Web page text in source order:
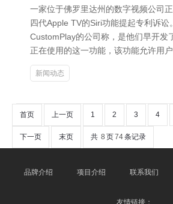
一家位于佛罗里达州的数字视频公司
四代Apple TV的Siri功能提起专利诉讼
CustomPlay的公司称，是他们早开发
正在使用的这一功能，该功能允许用户
新闻动态
首页 上一页 1 2 3 4
下一页 末页 共 8 页74条记录
品牌介绍 项目介绍 联系我们
友情链接：